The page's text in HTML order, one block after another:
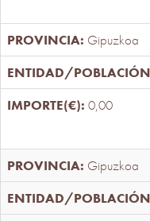
Gipuzkoa
0,00
Gipuzkoa